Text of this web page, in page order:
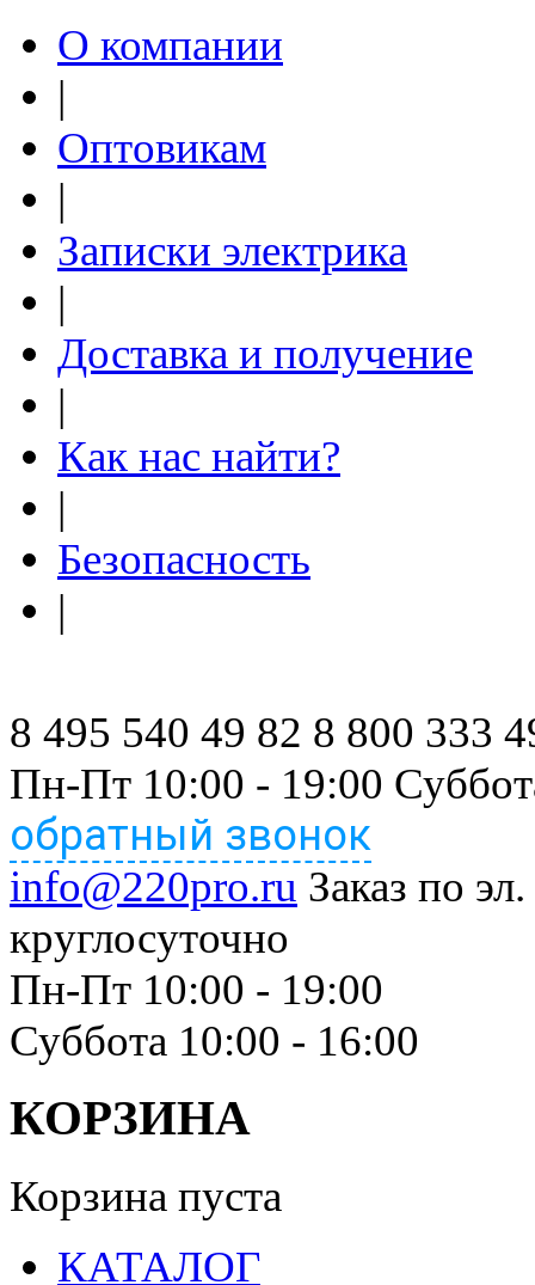
О компании
|
Оптовикам
|
Записки электрика
|
Доставка и получение
|
Как нас найти?
|
Безопасность
|
8 495 540 49 82 8 800 333
Пн-Пт 10:00 - 19:00
обратный звонок
info@220pro.ru Заказ по
круглосуточно
Пн-Пт 10:00 - 19:00
Суббота 10:00 - 16:00
КОРЗИНА
Корзина пуста
КАТАЛОГ